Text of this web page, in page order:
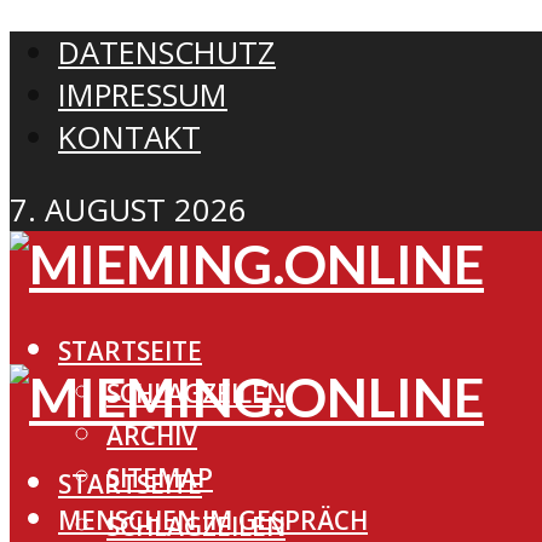
DATENSCHUTZ
IMPRESSUM
KONTAKT
7. AUGUST 2026
STARTSEITE
SCHLAGZEILEN
ARCHIV
SITEMAP
MENSCHEN IM GESPRÄCH
STARTSEITE
SCHLAGZEILEN